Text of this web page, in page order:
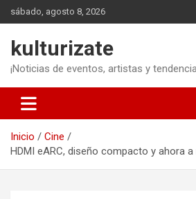
Saltar
al
sábado, agosto 8, 2026
kulturizate
¡Noticias de eventos, artistas y
Inicio
Cine
HDMI eARC, diseño compacto y ahora